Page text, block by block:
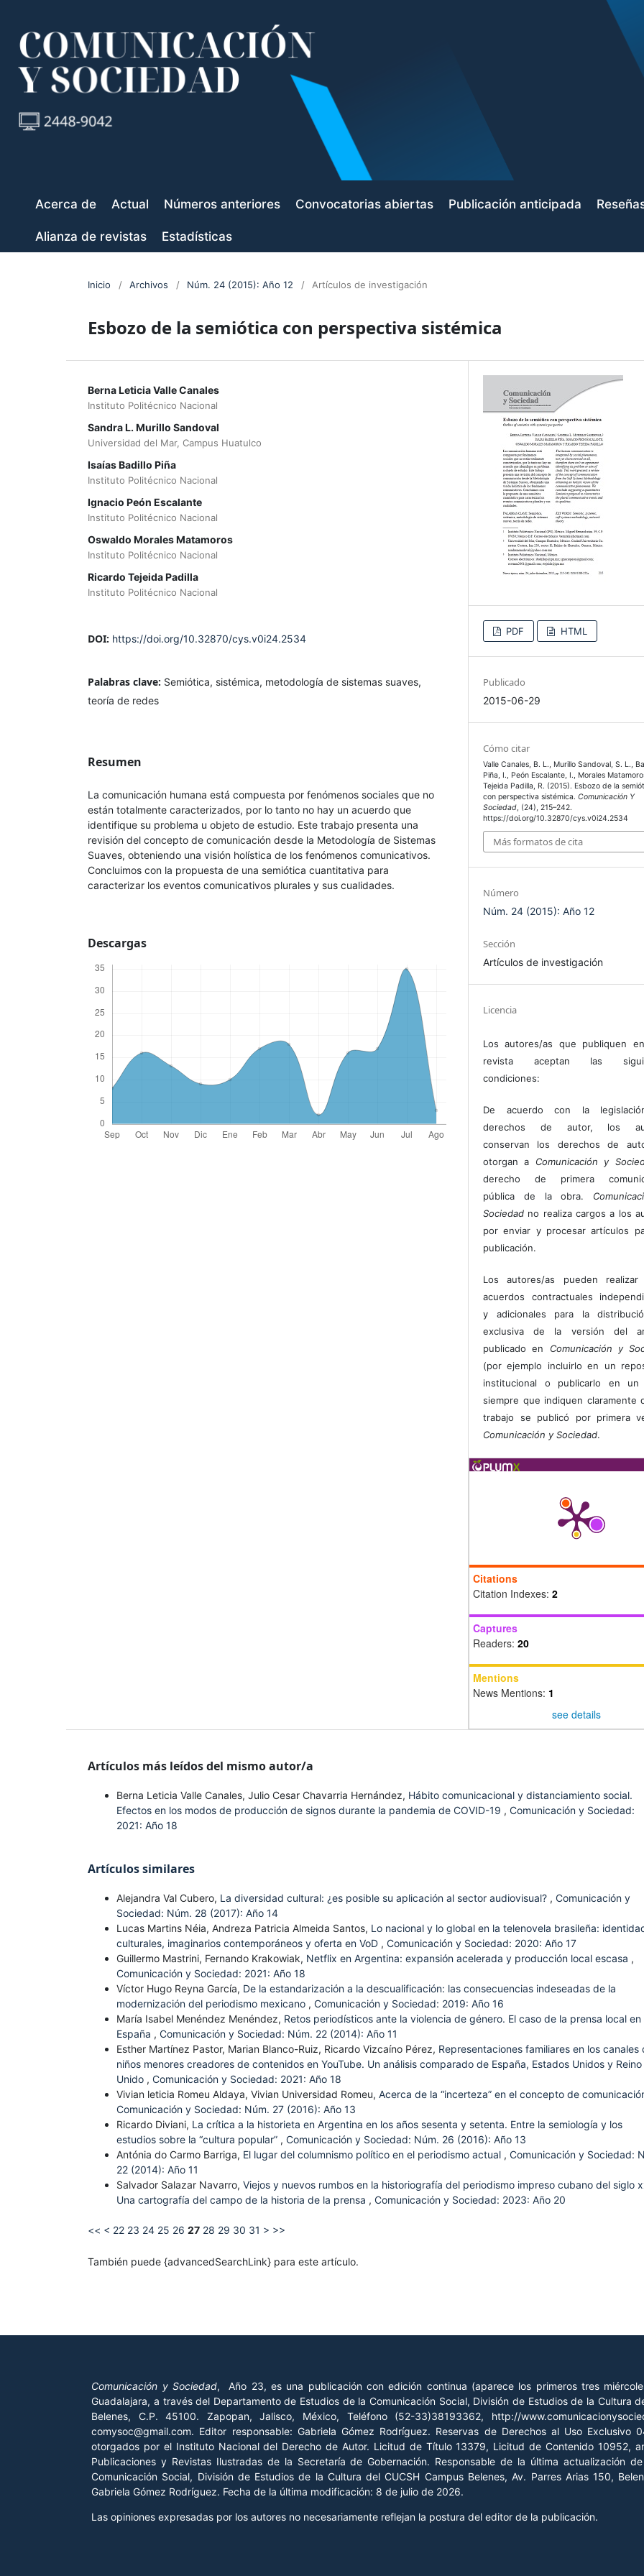
Acerca de Actual Números anteriores Convocatorias abiertas Publicación anticipada
Alianza de revistas Estadísticas
Inicio / Archivos / Núm. 24 (2015): Año 12 / Artículos de investigación
Esbozo de la semiótica con perspectiva sistémica
Berna Leticia Valle Canales
Instituto Politécnico Nacional
Sandra L. Murillo Sandoval
Universidad del Mar, Campus Huatulco
Isaías Badillo Piña
Instituto Politécnico Nacional
Ignacio Peón Escalante
Instituto Politécnico Nacional
Oswaldo Morales Matamoros
Instituto Politécnico Nacional
Ricardo Tejeida Padilla
Instituto Politécnico Nacional
DOI: https://doi.org/10.32870/cys.v0i24.2534
Palabras clave: Semiótica, sistémica, metodología de sistemas suaves,
teoría de redes
Resumen
La comunicación humana está compuesta por fenómenos sociales que no
están totalmente caracterizados, por lo tanto no hay un acuerdo que
identifique su problema u objeto de estudio. Este trabajo presenta una
revisión del concepto de comunicación desde la Metodología de Sistemas
Suaves, obteniendo una visión holística de los fenómenos comunicativos.
Concluimos con la propuesta de una semiótica cuantitativa para
caracterizar los eventos comunicativos plurales y sus cualidades.
Descargas
PDF HTML
Publicado
2015-06-29
Cómo citar
Valle Canales, B. L., Murillo Sandoval, S. L.,
Piña, I., Peón Escalante, I., Morales
Tejeida Padilla, R. (2015). Esbozo de la
con perspectiva sistémica.Comunicación Y
Sociedad, (24), 215–242.
https://doi.org/10.32870/cys.v0i24.2534
Más formatos de cita
Número
Núm. 24 (2015): Año 12
Sección
Artículos de investigación
Licencia
Los autores/as que publiquen
revista aceptan las
condiciones:
De acuerdo con la
derechos de autor, los
conservan los derechos de
otorgan a Comunicación y
derecho de primera
pública de la obra.
Sociedad no realiza cargos a los
por enviar y procesar artículos
publicación.
Los autores/as pueden realizar
acuerdos contractuales
y adicionales para la
exclusiva de la versión del
publicado en Comunicación y
(por ejemplo incluirlo en un
institucional o publicarlo en un
siempre que indiquen claramente
trabajo se publicó por primera
Comunicación y Sociedad.
Citations
Citation Indexes: 2
Captures
Readers: 20
Mentions
News Mentions: 1
see details
Artículos más leídos del mismo autor/a
Berna Leticia Valle Canales, Julio Cesar Chavarria Hernández, Hábito comunicacional y distanciamiento social.
Efectos en los modos de producción de signos durante la pandemia de COVID-19 , Comunicación y Sociedad:
2021: Año 18
Artículos similares
Alejandra Val Cubero, La diversidad cultural: ¿es posible su aplicación al sector audiovisual? , Comunicación y
Sociedad: Núm. 28 (2017): Año 14
Lucas Martins Néia, Andreza Patricia Almeida Santos, Lo nacional y lo global en la telenovela brasileña:
culturales, imaginarios contemporáneos y oferta en VoD , Comunicación y Sociedad: 2020: Año 17
Guillermo Mastrini, Fernando Krakowiak, Netflix en Argentina: expansión acelerada y producción local escasa ,
Comunicación y Sociedad: 2021: Año 18
Víctor Hugo Reyna García, De la estandarización a la descualificación: las consecuencias indeseadas de la
modernización del periodismo mexicano , Comunicación y Sociedad: 2019: Año 16
María Isabel Menéndez Menéndez, Retos periodísticos ante la violencia de género. El caso de la prensa local en
España , Comunicación y Sociedad: Núm. 22 (2014): Año 11
Esther Martínez Pastor, Marian Blanco-Ruiz, Ricardo Vizcaíno Pérez, Representaciones familiares en los canales
niños menores creadores de contenidos en YouTube. Un análisis comparado de España, Estados Unidos y Reino
Unido , Comunicación y Sociedad: 2021: Año 18
Vivian leticia Romeu Aldaya, Vivian Universidad Romeu, Acerca de la “incerteza” en el concepto de
Comunicación y Sociedad: Núm. 27 (2016): Año 13
Ricardo Diviani, La crítica a la historieta en Argentina en los años sesenta y setenta. Entre la semiología y los
estudios sobre la “cultura popular” , Comunicación y Sociedad: Núm. 26 (2016): Año 13
Antónia do Carmo Barriga, El lugar del columnismo político en el periodismo actual , Comunicación y Sociedad:
22 (2014): Año 11
Salvador Salazar Navarro, Viejos y nuevos rumbos en la historiografía del periodismo impreso cubano del siglo
Una cartografía del campo de la historia de la prensa , Comunicación y Sociedad: 2023: Año 20
<< < 22 23 24 25 26 27 28 29 30 31 > >>
También puede {advancedSearchLink} para este artículo.
Comunicación y Sociedad, Año 23, es una publicación con edición continua (aparece los primeros tres
Guadalajara, a través del Departamento de Estudios de la Comunicación Social, División de Estudios de la Cultura
Belenes, C.P. 45100. Zapopan, Jalisco, México, Teléfono (52-33)38193362, http://
comysoc@gmail.com. Editor responsable: Gabriela Gómez Rodríguez. Reservas de Derechos al Uso
otorgados por el Instituto Nacional del Derecho de Autor. Licitud de Título 13379, Licitud de Contenido 10952,
Publicaciones y Revistas Ilustradas de la Secretaría de Gobernación. Responsable de la última actualización
Comunicación Social, División de Estudios de la Cultura del CUCSH Campus Belenes, Av. Parres Arias 150,
Gabriela Gómez Rodríguez. Fecha de la última modificación: 8 de julio de 2026.
Las opiniones expresadas por los autores no necesariamente reflejan la postura del editor de la publicación.